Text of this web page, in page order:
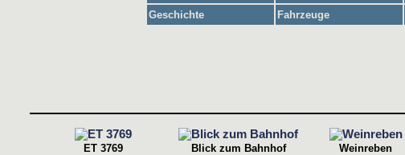
Geschichte
Fahrzeuge
ET 3769 Blick zum Bahnhof Weinreben